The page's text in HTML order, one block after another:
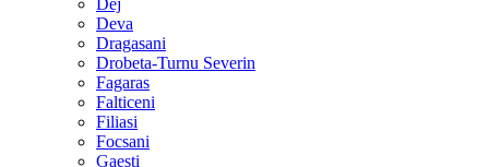
Dej
Deva
Dragasani
Drobeta-Turnu Severin
Fagaras
Falticeni
Filiasi
Focsani
Gaesti